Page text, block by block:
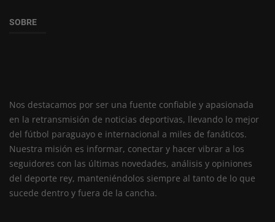
SOBRE
Nos destacamos por ser una fuente confiable y apasionada
en la retransmisión de noticias deportivas, llevando lo mejor
del fútbol paraguayo e internacional a miles de fanáticos.
Nuestra misión es informar, conectar y hacer vibrar a los
seguidores con las últimas novedades, análisis y opiniones
del deporte rey, manteniéndolos siempre al tanto de lo que
sucede dentro y fuera de la cancha.